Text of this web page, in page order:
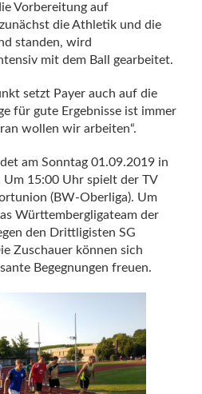
Vorbereitung auf
die Athletik und die
standen, wird
mit dem Ball gearbeitet.
setzt Payer auch auf die
für gute Ergebnisse ist immer
wollen wir arbeiten“.
am Sonntag 01.09.2019 in
15:00 Uhr spielt der TV
(BW-Oberliga). Um
Württembergligateam der
den Drittligisten SG
Zuschauer können sich
Begegnungen freuen.